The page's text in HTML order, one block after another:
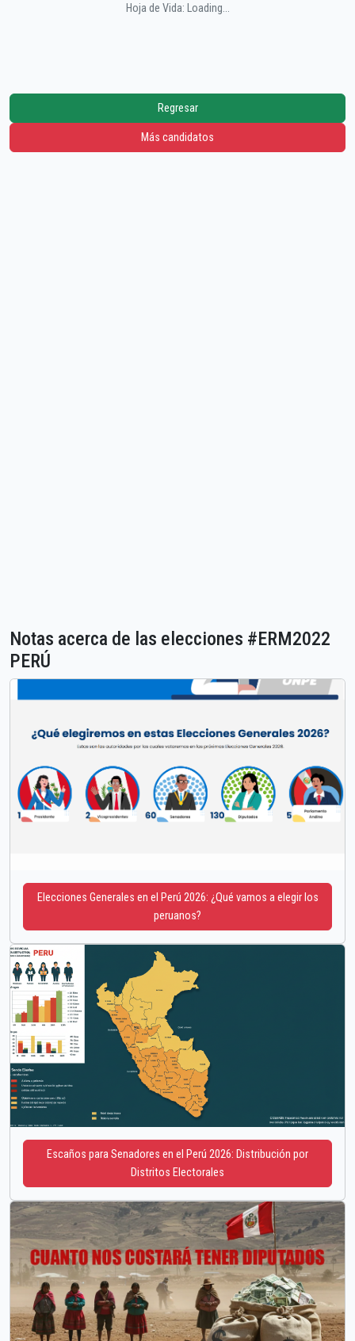
Hoja de Vida: Loading...
Regresar
Más candidatos
Notas acerca de las elecciones #ERM2022
PERÚ
Elecciones Generales en el Perú 2026: ¿Qué vamos a elegir los
peruanos?
Escaños para Senadores en el Perú 2026: Distribución por
Distritos Electorales